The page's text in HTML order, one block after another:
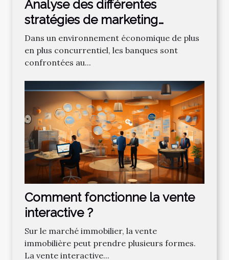
Analyse des différentes
stratégies de marketing
bancaire pour attirer de
nouveaux clients
Dans un environnement économique de plus
en plus concurrentiel, les banques sont
confrontées au...
Comment fonctionne la vente
interactive ?
Sur le marché immobilier, la vente
immobilière peut prendre plusieurs formes.
La vente interactive...